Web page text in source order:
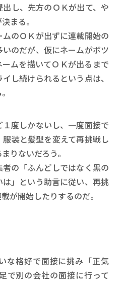
し、先方のＯＫが出て、や
まる。
のＯＫが出ずに連載開始の
のだが、仮にネームがボツ
ムを描いてＯＫが出るまで
し続けられるという点は、
度しかないし、一度面接で
装と髪型を変えて再挑戦し
りないだろう。
の「ふんどしではなく黒の
」という助言に従い、再挑
が開始したりするのだ。
な格好で面接に挑み「正気
で別の会社の面接に行って